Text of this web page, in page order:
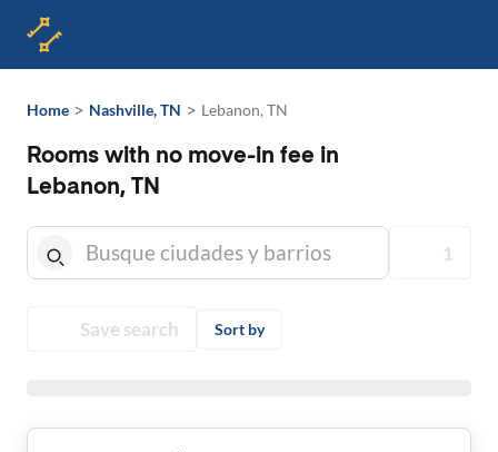
Home > Nashville, TN > Lebanon, TN
Rooms with no move-in fee in
Lebanon, TN
1
Save search Sort by